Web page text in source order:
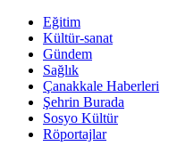
Eğitim
Kültür-sanat
Gündem
Sağlık
Çanakkale Haberleri
Şehrin Burada
Sosyo Kültür
Röportajlar